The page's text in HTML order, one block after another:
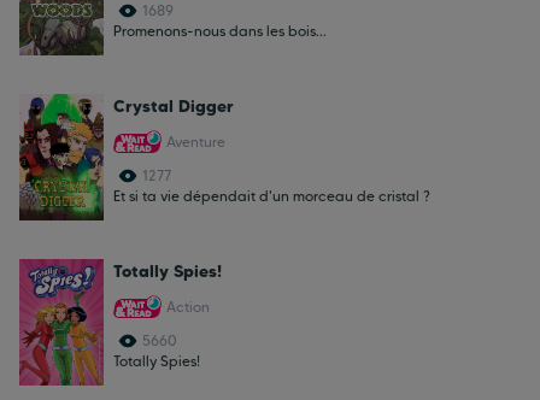
1689
Promenons-nous dans les bois...
Crystal Digger
Aventure
1277
Et si ta vie dépendait d'un morceau de cristal ?
Totally Spies!
Action
5660
Totally Spies!